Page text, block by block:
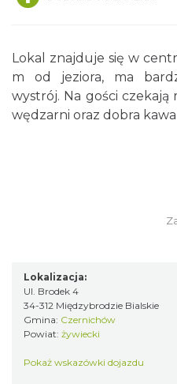
Lokal znajduje się w
m od jeziora, ma
wystrój. Na gości czekają
wędzarni oraz dobra
Lokalizacja:
Ul. Brodek 4
34-312 Międzybrodzie Bialskie
Gmina: Czernichów
Powiat: żywiecki
Pokaż wskazówki dojazdu